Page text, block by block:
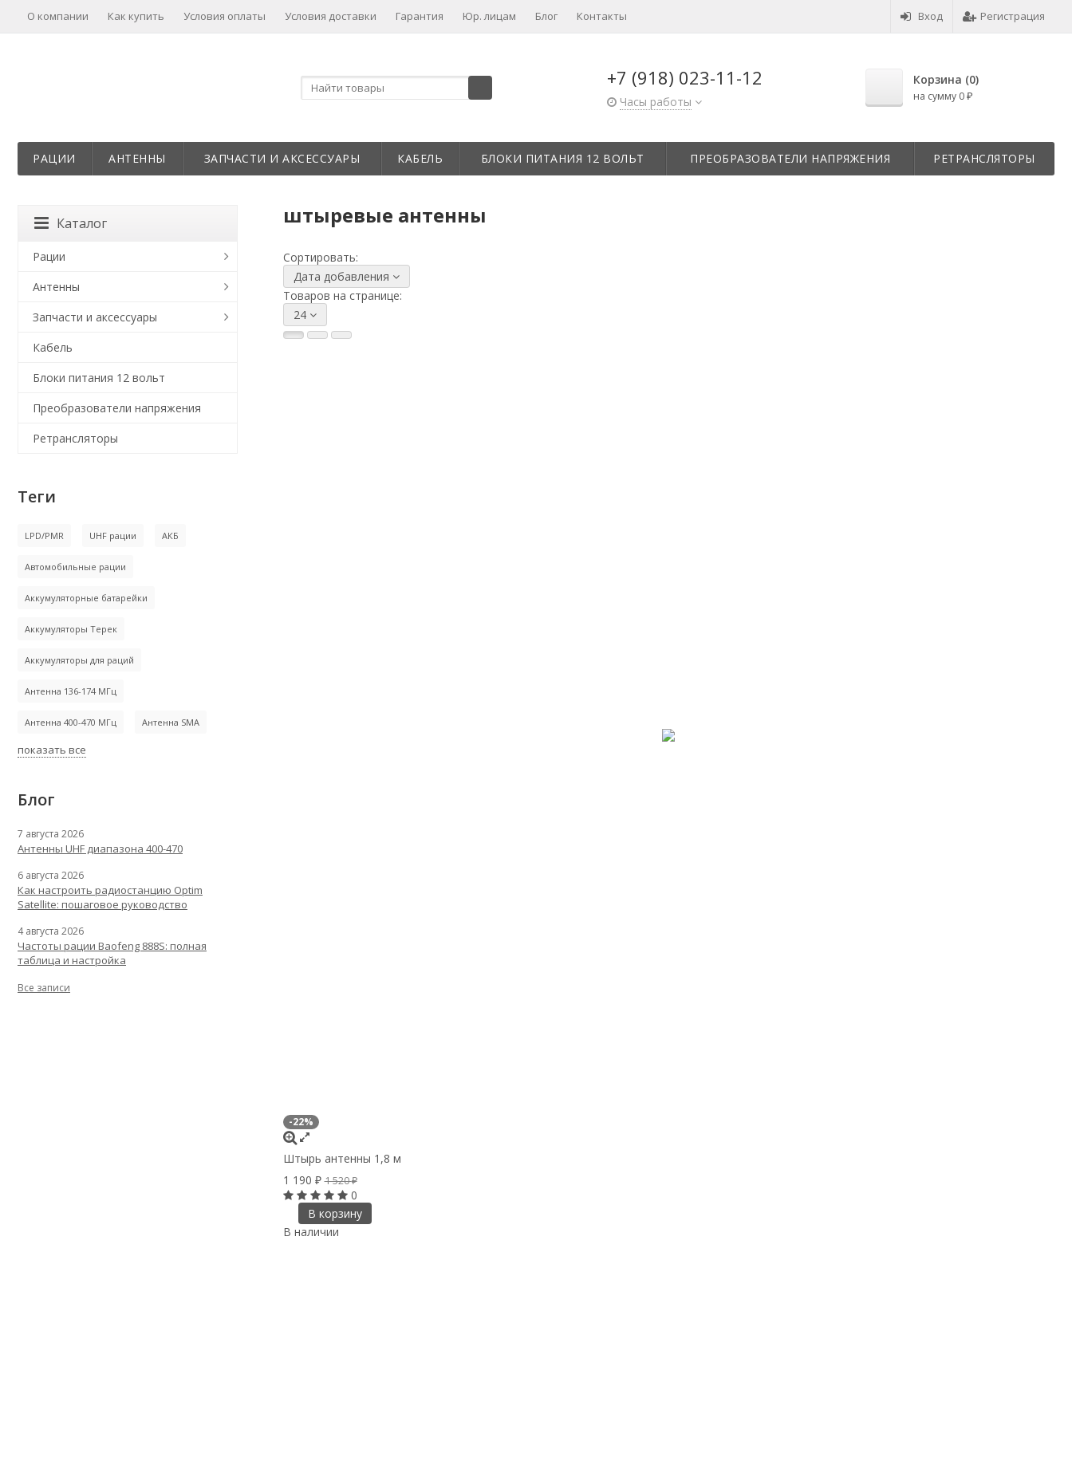
Вход Регистрация
О компании Как купить Условия оплаты Условия доставки Гарантия Юр. лицам​ Блог Контакты
+7 (918) 023-11-12
Часы работы
Корзина (0)
на сумму 0 ₽
РАЦИИ АНТЕННЫ ЗАПЧАСТИ И АКСЕССУАРЫ КАБЕЛЬ БЛОКИ ПИТАНИЯ 12 ВОЛЬТ ПРЕОБРАЗОВАТЕЛИ НАПРЯЖЕНИЯ РЕТРАНСЛЯТОРЫ
штыревые антенны
Сортировать:
Дата добавления
Товаров на странице:
24
-22%
Штырь антенны 1,8 м
1 190 ₽ 1 520₽
0
В корзину
В наличии
Каталог
Рации
Антенны
Запчасти и аксессуары
Кабель
Блоки питания 12 вольт
Преобразователи напряжения
Ретрансляторы
Теги
LPD/PMR UHF рации АКБ
Автомобильные рации
Аккумуляторные батарейки
Аккумуляторы Терек
Аккумуляторы для раций
Антенна 136-174 МГц
Антенна 400-470 МГц Антенна SMA
показать все
Блог
7 августа 2026
Антенны UHF диапазона 400-470
6 августа 2026
Как настроить радиостанцию Optim
Satellite: пошаговое руководство
4 августа 2026
Частоты рации Baofeng 888S: полная
таблица и настройка
Все записи